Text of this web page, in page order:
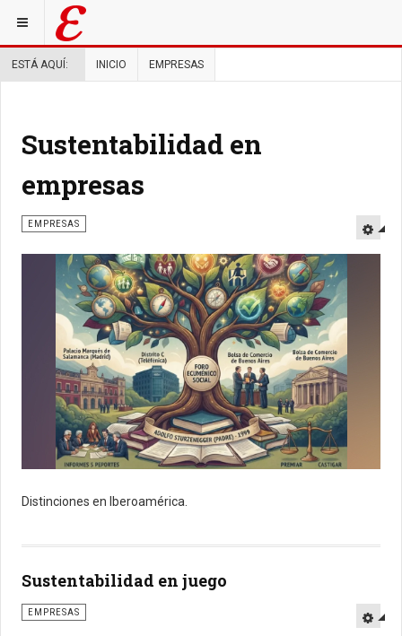
ESTÁ AQUÍ: INICIO EMPRESAS
Sustentabilidad en
empresas
EMPRESAS
Distinciones en Iberoamérica.
Sustentabilidad en juego
EMPRESAS